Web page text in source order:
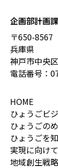
企画部計画課
〒650-8567
兵庫県
神戸市中央
電話番号：
HOME
ひょうごビ
ひょうごの
ひょうごを
実現に向けて
地域創生戦略